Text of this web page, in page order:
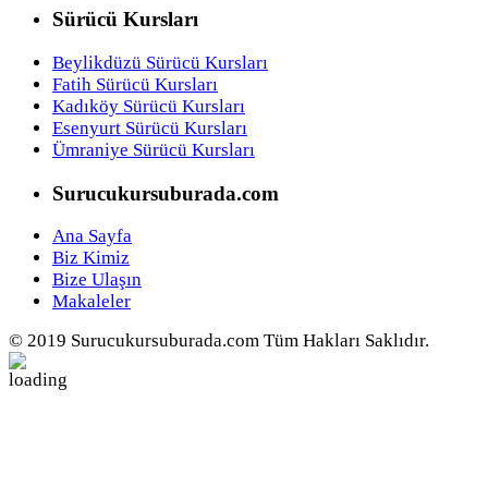
Sürücü Kursları
Beylikdüzü Sürücü Kursları
Fatih Sürücü Kursları
Kadıköy Sürücü Kursları
Esenyurt Sürücü Kursları
Ümraniye Sürücü Kursları
Surucukursuburada.com
Ana Sayfa
Biz Kimiz
Bize Ulaşın
Makaleler
© 2019 Surucukursuburada.com Tüm Hakları Saklıdır.